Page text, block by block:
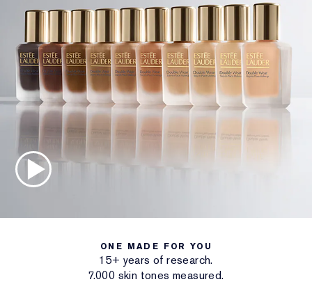
ONE MADE FOR YOU
15+ years of research.
7.000 skin tones measured.